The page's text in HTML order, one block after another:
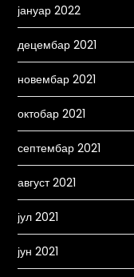
јануар 2022
децембар 2021
новембар 2021
октобар 2021
септембар 2021
август 2021
јул 2021
јун 2021